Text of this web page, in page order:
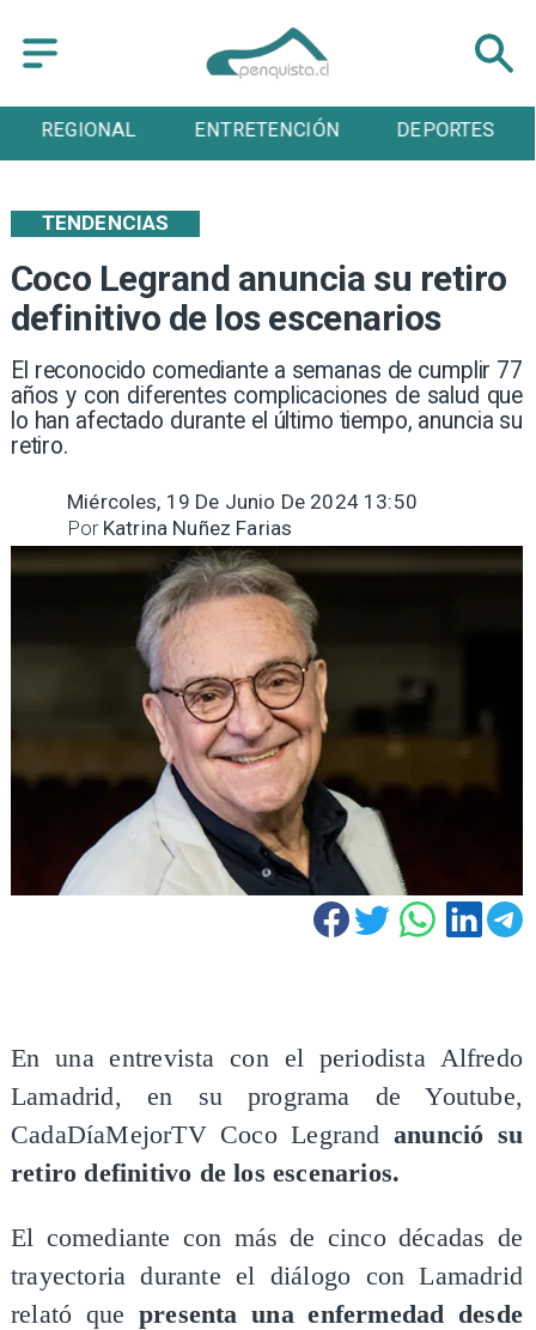
REGIONAL ENTRETENCIÓN DEPORTES
Coco Legrand anuncia su retiro
definitivo de los escenarios
El reconocido comediante a semanas de cumplir 77
años y con diferentes complicaciones de salud que
lo han afectado durante el último tiempo, anuncia su
retiro.
TENDENCIAS
Miércoles, 19 De Junio De 2024 13:50
Katrina Nuñez Farias
Por
En una entrevista con el periodista Alfredo
Lamadrid, en su programa de Youtube,
CadaDíaMejorTV Coco Legrand anunció su
retiro definitivo de los escenarios.
El comediante con más de cinco décadas de
trayectoria durante el diálogo con Lamadrid
relató que presenta una enfermedad desde